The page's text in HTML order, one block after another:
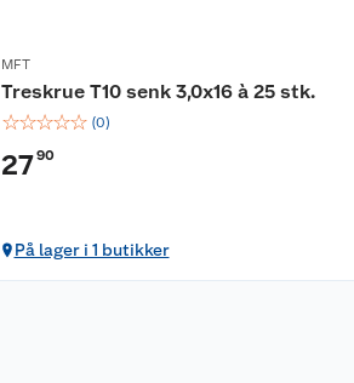
MFT
Treskrue T10 senk 3,0x16 à 25 stk.
☆☆☆☆☆ (0)
2790
På lager i 1 butikker